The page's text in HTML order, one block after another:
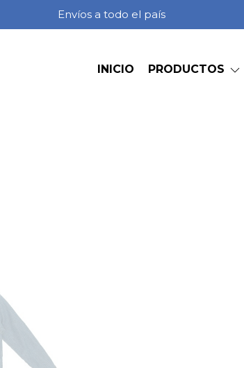
Envíos a todo el país
INICIO PRODUCTOS